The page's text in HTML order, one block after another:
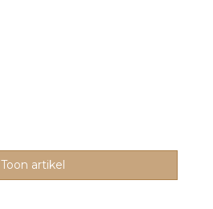
Toon artikel